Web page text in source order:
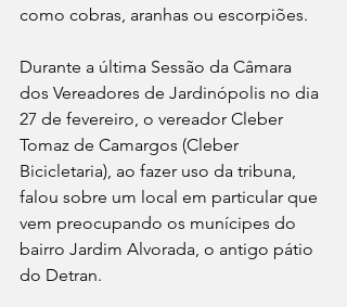
como cobras, aranhas ou escorpiões.
Durante a última Sessão da Câmara
dos Vereadores de Jardinópolis no dia
27 de fevereiro, o vereador Cleber
Tomaz de Camargos (Cleber
Bicicletaria), ao fazer uso da tribuna,
falou sobre um local em particular que
vem preocupando os munícipes do
bairro Jardim Alvorada, o antigo pátio
do Detran.